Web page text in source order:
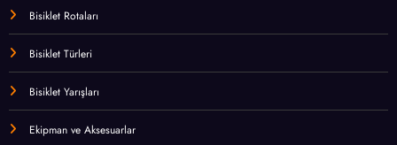
Bisiklet Rotaları
Bisiklet Türleri
Bisiklet Yarışları
Ekipman ve Aksesuarlar